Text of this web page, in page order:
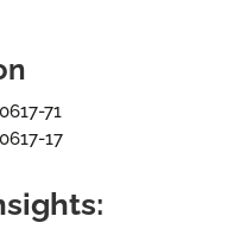
71
17